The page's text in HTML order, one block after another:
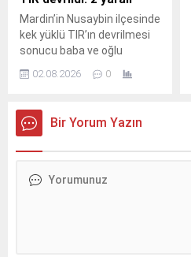
çevredeki meyve ağaçlarına
sıçradı. İhbar üzerine
bölgeye sevk edilen itfaiye
ekipleri, yangını çevreye
yayılmadan...
Mardin’in Nusaybin ilçesinde
kek yüklü TIR’ın devrilmesi
sonucu baba ve oğlu
saatlerinde Nusaybin
Mahallesi mevkisindeki
uluslararası İpekyolu’nda
plakalı kek yüklü TIR,
02.08.2026 0
Bir Yorum Yazın